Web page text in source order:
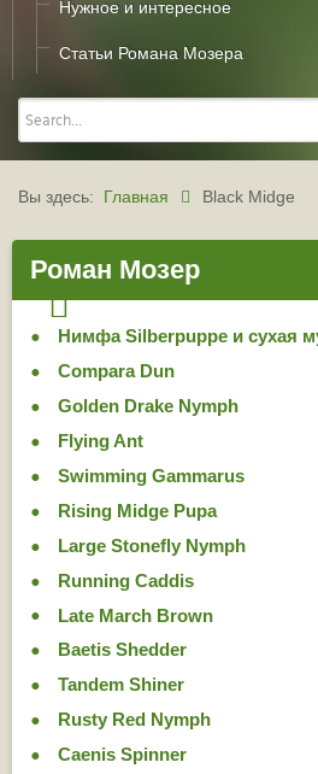
Нужное и интересное
Статьи Романа Мозера
Вы здесь: Главная Black Midge
Роман Мозер
Нимфа Silberpuppe и сухая
Compara Dun
Golden Drake Nymph
Flying Ant
Swimming Gammarus
Rising Midge Pupa
Large Stonefly Nymph
Running Caddis
Late March Brown
Baetis Shedder
Tandem Shiner
Rusty Red Nymph
Caenis Spinner